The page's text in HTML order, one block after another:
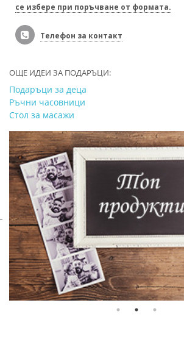
се избере при поръчване от формата.
Телефон за контакт
ОЩЕ ИДЕИ ЗА ПОДАРЪЦИ:
Подаръци за деца
Ръчни часовници
Стол за масажи